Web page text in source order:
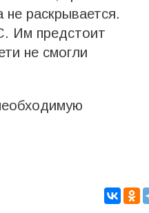
раскрывается.
Им предстоит
не смогли